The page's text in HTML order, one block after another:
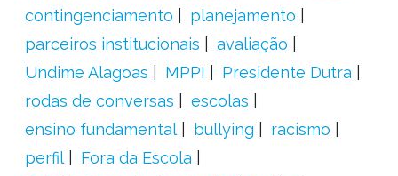
contingenciamento
planejamento
parceiros institucionais
avaliação
Undime Alagoas
MPPI
Presidente Dutra
rodas de conversas
escolas
ensino fundamental
bullying
racismo
perfil
Fora da Escola